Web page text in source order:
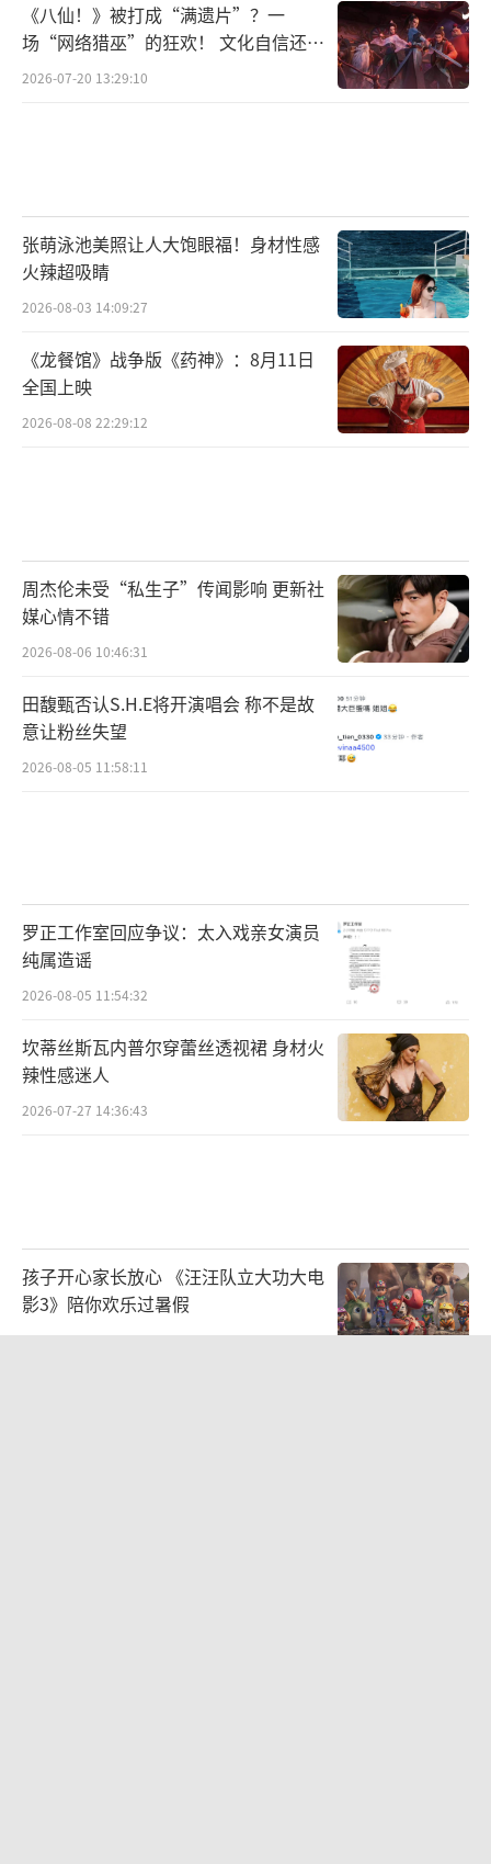
《八仙！》被打成“满遗片”？一
场“网络猎巫”的狂欢！ 文化自信还是
焦虑？
2026-07-20 13:29:10
张萌泳池美照让人大饱眼福！身材性感
火辣超吸睛
2026-08-03 14:09:27
《龙餐馆》战争版《药神》：8月11日
全国上映
2026-08-08 22:29:12
周杰伦未受“私生子”传闻影响 更新社
媒心情不错
2026-08-06 10:46:31
田馥甄否认S.H.E将开演唱会 称不是故
意让粉丝失望
2026-08-05 11:58:11
罗正工作室回应争议：太入戏亲女演员
纯属造谣
2026-08-05 11:54:32
坎蒂丝斯瓦内普尔穿蕾丝透视裙 身材火
辣性感迷人
2026-07-27 14:36:43
孩子开心家长放心 《汪汪队立大功大电
影3》陪你欢乐过暑假
2026-08-06 11:03:18